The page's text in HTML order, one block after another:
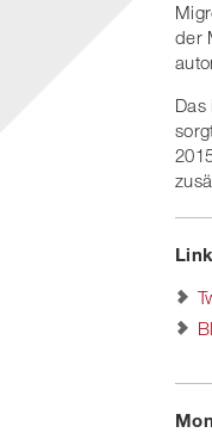
der